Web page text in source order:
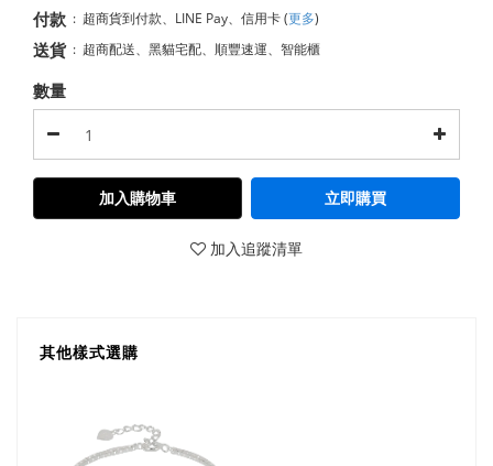
付款 : 超商貨到付款、LINE Pay、信用卡(更多)
送貨 : 超商配送、黑貓宅配、順豐速運、智能櫃
數量
加入購物車 立即購買
加入追蹤清單
其他樣式選購